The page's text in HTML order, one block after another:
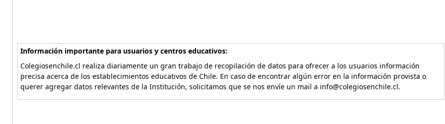
Información importante para usuarios y centros educativos:
Colegiosenchile.cl realiza diariamente un gran trabajo de recopilación de datos para ofrecer a los usuarios información
precisa acerca de los establecimientos educativos de Chile. En caso de encontrar algún error en la información provista o
querer agregar datos relevantes de la Institución, solicitamos que se nos envíe un mail a info@colegiosenchile.cl.